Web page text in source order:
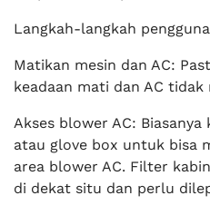
Langkah-langkah
Matikan mesin dan AC:
keadaan mati dan AC tidak
Akses blower AC:
atau glove box untuk bisa
area blower AC. Filter
di dekat situ dan perlu